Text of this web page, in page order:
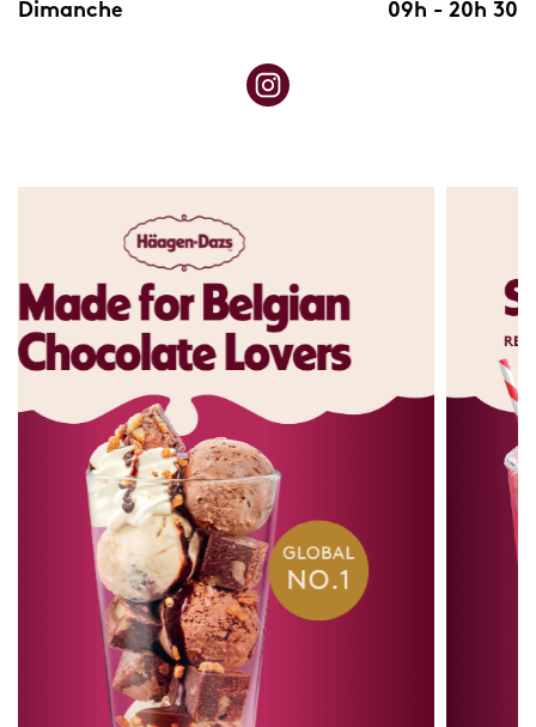
Dimanche
09h - 20h 30